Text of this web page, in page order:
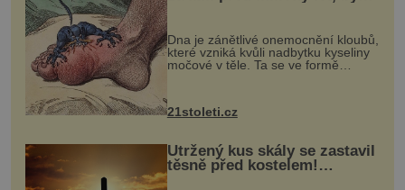
mohl pomoci s léčbou
„nemoci králů“
Dna je zánětlivé onemocnění kloubů,
které vzniká kvůli nadbytku kyseliny
močové v těle. Ta se ve formě
nohou, a způsobuje bole...
21stoleti.cz
Utržený kus skály se zastavil
těsně před kostelem!
Ochránila ho boží síla?